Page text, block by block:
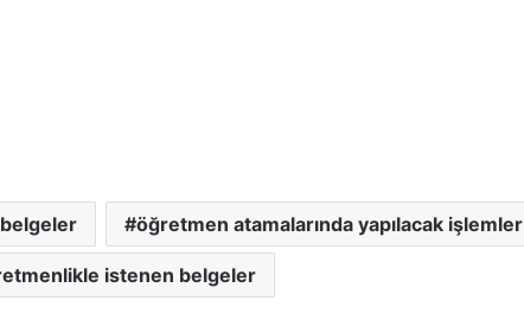
öğretmen atamalarında yapılacak işlemler
istenen belgeler